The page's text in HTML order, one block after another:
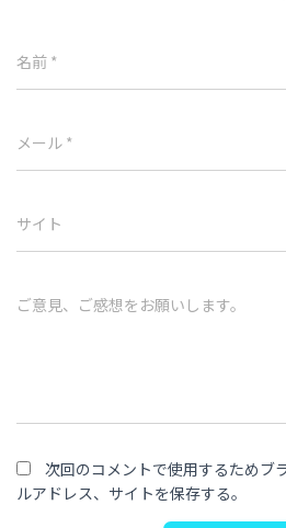
名前 *
メール *
サイト
ご意見、ご感想をお願いします。
次回のコメントで使用するためブ
ルアドレス、サイトを保存する。